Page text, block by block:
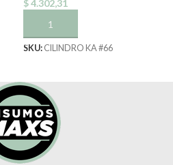
$4.302,31
AÑADIR AL CARRITO
SKU: CILINDRO KA #66